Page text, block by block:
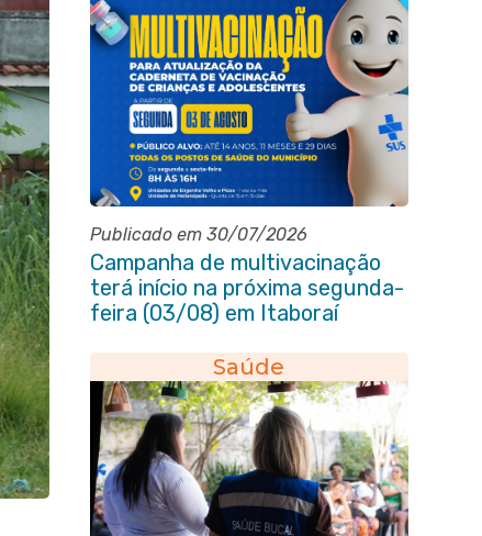
Publicado em 30/07/2026
Campanha de multivacinação
terá início na próxima segunda-
feira (03/08) em Itaboraí
Saúde